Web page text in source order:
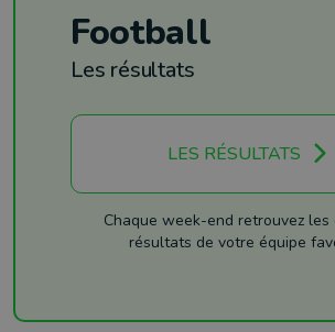
Football
Les résultats
LES RÉSULTATS
Chaque week-end retrouvez les
résultats de votre équipe